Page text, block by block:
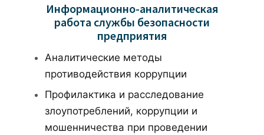
Информационно-аналитическая
работа службы безопасности
предприятия
Аналитические методы
противодействия коррупции
Профилактика и расследование
злоупотреблений, коррупции и
мошенничества при проведении